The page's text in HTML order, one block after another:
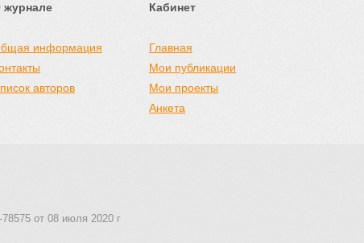
журнале
информация
авторов
Кабинет
Главная
Мои публикации
Мои проекты
Анкета
от 08 июля 2020 г